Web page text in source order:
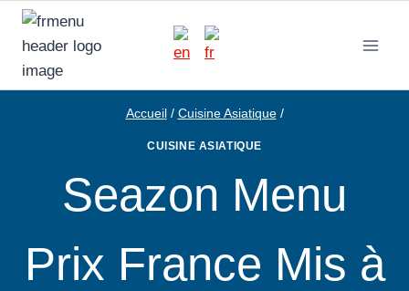
Aller
contenu
Accueil / Cuisine Asiatique /
CUISINE ASIATIQUE
Seazon Menu
Prix France Mis à